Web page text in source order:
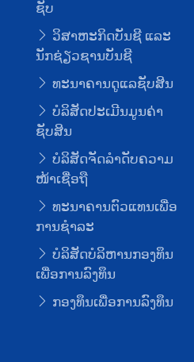
ຊັບ
ວິສາຫະກິດບັນຊີ ແລະ
ນັກຊ່ຽວຊານບັນຊີ
ທະນາຄານດູແລຊັບສິນ
ບໍລິສັດປະເມີນມູນຄ່າ
ຊັບສິນ
ບໍລິສັດຈັດລໍາດັບຄວາມ
ໜ້າເຊື່ອຖື
ທະນາຄານຕົວແທນເພື່ອ
ການຊໍາລະ
ບໍລິສັດບໍລິຫານກອງທຶນ
ເພື່ອການລົງທຶນ
ກອງທຶນເພື່ອການລົງທຶນ